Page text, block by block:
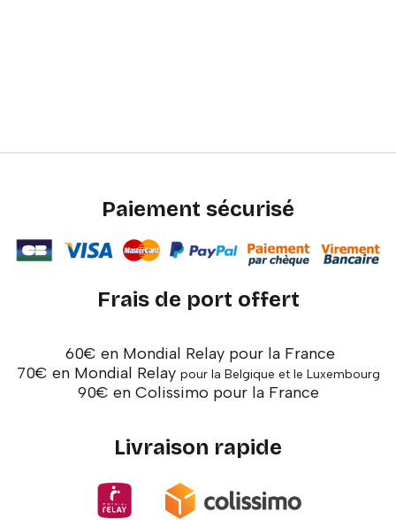
Paiement sécurisé
Frais de port offert
60€ en Mondial Relay pour la France
70€ en Mondial Relay pour la Belgique et le Luxembourg
90€ en Colissimo pour la France
Livraison rapide